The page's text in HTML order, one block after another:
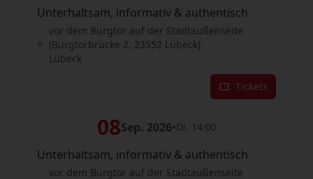
Unterhaltsam, informativ & authentisch
vor dem Burgtor auf der Stadtaußenseite
(Burgtorbrücke 2, 23552 Lübeck)
Lübeck
Tickets
08Sep. 2026•Di. 14:00
Unterhaltsam, informativ & authentisch
vor dem Burgtor auf der Stadtaußenseite